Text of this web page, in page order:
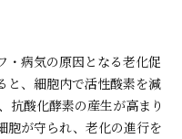
・病気の原因となる老化促
と、細胞内で活性酸素を減
抗酸化酵素の産生が高まり
胞が守られ、老化の進行を